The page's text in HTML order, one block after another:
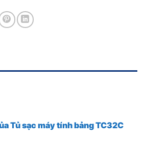
Tủ sạc máy tính bảng TC32C